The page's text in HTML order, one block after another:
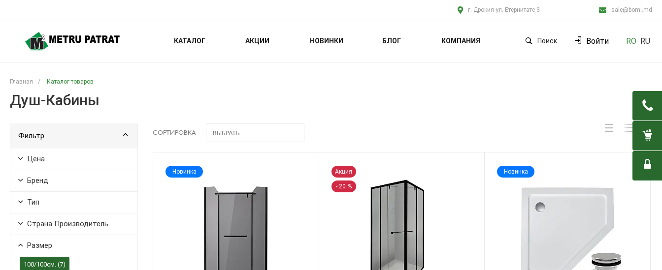
г. Дрокия ул. Етернитате 3 sale@bomi.md
КАТАЛОГ АКЦИИ НОВИНКИ БЛОГ КОМПАНИЯ Поиск Войти RO RU
Главная / Каталог товаров
Душ-Кабины
Фильтр
Цена
Бренд
Тип
Страна Производитель
Размер
100/100см. (7)
СОРТИРОВКА ВЫБРАТЬ
Новинка Акция
- 20 %
Новинка